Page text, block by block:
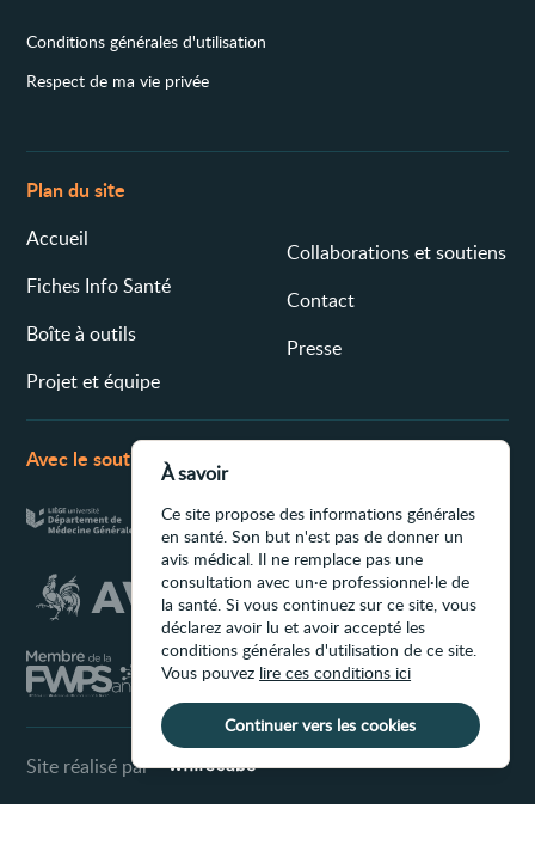
Conditions générales d'utilisation
Respect de ma vie privée
Plan du site
Accueil
Fiches Info Santé
Boîte à outils
Projet et équipe
Collaborations et soutiens
Contact
Presse
Avec le soutien de
Site réalisé par
À savoir
Ce site propose des informations générales
en santé. Son but n'est pas de donner un
avis médical. Il ne remplace pas une
consultation avec un·e professionnel·le de
la santé. Si vous continuez sur ce site, vous
déclarez avoir lu et avoir accepté les
conditions générales d'utilisation de ce site.
Vous pouvez lire ces conditions ici
Continuer vers les cookies